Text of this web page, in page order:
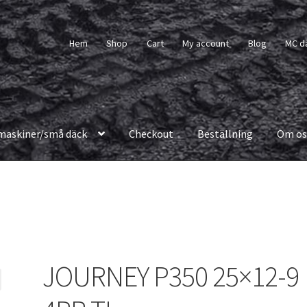
Hem Shop Cart My account Blog MC
små däck Checkout Beställning Om
JOURNEY P350 25×12-9